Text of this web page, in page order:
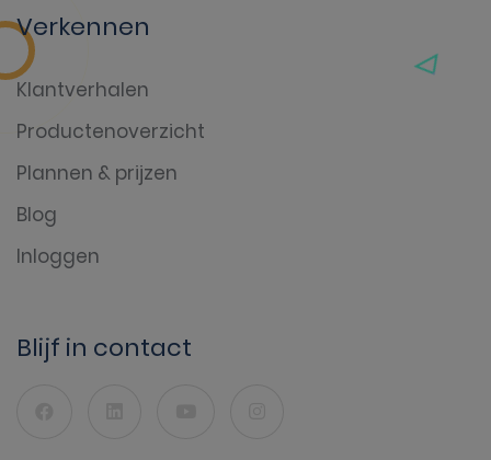
Verkennen
Klantverhalen
Productenoverzicht
Plannen & prijzen
Blog
Inloggen
Blijf in contact